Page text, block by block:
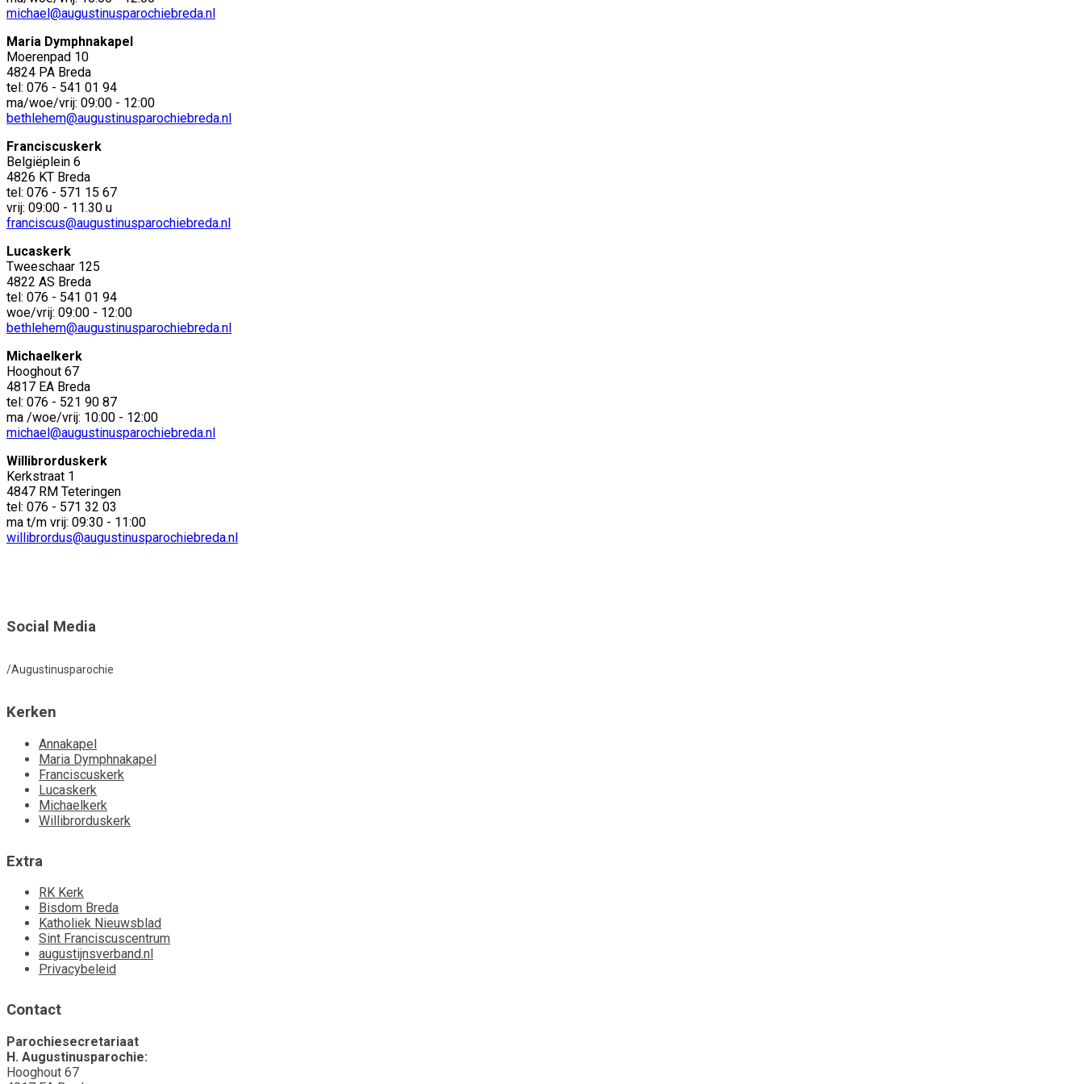
michael@augustinusparochiebreda.nl
Maria Dymphnakapel
Moerenpad 10
4824 PA Breda
tel: 076 - 541 01 94
ma/woe/vrij: 09:00 - 12:00
bethlehem@augustinusparochiebreda.nl
Franciscuskerk
Belgiëplein 6
4826 KT Breda
tel: 076 - 571 15 67
vrij: 09:00 - 11.30 u
franciscus@augustinusparochiebreda.nl
Lucaskerk
Tweeschaar 125
4822 AS Breda
tel: 076 - 541 01 94
woe/vrij: 09:00 - 12:00
bethlehem@augustinusparochiebreda.nl
Michaelkerk
Hooghout 67
4817 EA Breda
tel: 076 - 521 90 87
ma /woe/vrij: 10:00 - 12:00
michael@augustinusparochiebreda.nl
Willibrorduskerk
Kerkstraat 1
4847 RM Teteringen
tel: 076 - 571 32 03
ma t/m vrij: 09:30 - 11:00
willibrordus@augustinusparochiebreda.nl
Social Media
/Augustinusparochie
Kerken
Annakapel
Maria Dymphnakapel
Franciscuskerk
Lucaskerk
Michaelkerk
Willibrorduskerk
Extra
RK Kerk
Bisdom Breda
Katholiek Nieuwsblad
Sint Franciscuscentrum
augustijnsverband.nl
Privacybeleid
Contact
Parochiesecretariaat
H. Augustinusparochie:
Hooghout 67